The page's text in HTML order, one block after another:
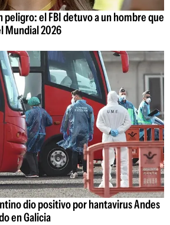
peligro: el FBI detuvo a un hombre que
Mundial 2026
dio positivo por hantavirus Andes
en Galicia